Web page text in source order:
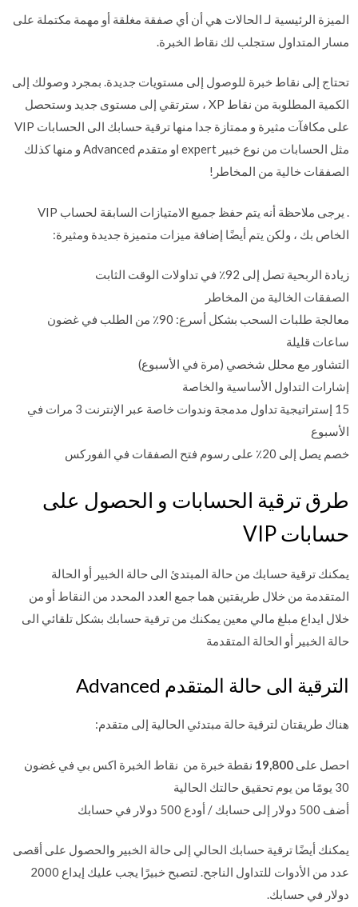
الميزة الرئيسية لـ الحالات هي أن أي صفقة مغلقة أو مهمة مكتملة على
مسار المتداول ستجلب لك نقاط الخبرة.
تحتاج إلى نقاط خبرة للوصول إلى مستويات جديدة. بمجرد وصولك إلى
الكمية المطلوبة من نقاط XP ، سترتقي إلى مستوى جديد وستحصل
على مكافآت مثيرة و ممتازة جدا منها ترقية حسابك الى الحسابات VIP
مثل الحسابات من نوع خبير expert او متقدم Advanced و منها كذلك
الصفقات خالية من المخاطر!
. يرجى ملاحظة أنه يتم حفظ جميع الامتيازات السابقة لحساب VIP
الخاص بك ، ولكن يتم أيضًا إضافة ميزات متميزة جديدة ومثيرة:
زيادة الربحية تصل إلى 92٪ في تداولات الوقت الثابت
الصفقات الخالية من المخاطر
معالجة طلبات السحب بشكل أسرع: 90٪ من الطلب في غضون
ساعات قليلة
التشاور مع محلل شخصي (مرة في الأسبوع)
إشارات التداول الأساسية والخاصة
15 إستراتيجية تداول مدمجة وندوات خاصة عبر الإنترنت 3 مرات في
الأسبوع
خصم يصل إلى 20٪ على رسوم فتح الصفقات في الفوركس
طرق ترقية الحسابات و الحصول على
حسابات VIP
يمكنك ترقية حسابك من حالة المبتدئ الى حالة الخبير أو الحالة
المتقدمة من خلال طريقتين هما جمع العدد المحدد من النقاط أو من
خلال ايداع مبلغ مالي معين يمكنك من ترقية حسابك بشكل تلقائي الى
حالة الخبير أو الحالة المتقدمة
الترقية الى حالة المتقدم Advanced
هناك طريقتان لترقية حالة مبتدئي الحالية إلى متقدم:
احصل على19,800 نقطة خبرة من نقاط الخبرة اكس بي في غضون
30 يومًا من يوم تحقيق حالتك الحالية
أضف 500 دولار إلى حسابك / أودع 500 دولار في حسابك
يمكنك أيضًا ترقية حسابك الحالي إلى حالة الخبير والحصول على أقصى
عدد من الأدوات للتداول الناجح. لتصبح خبيرًا يجب عليك إيداع 2000
دولار في حسابك.